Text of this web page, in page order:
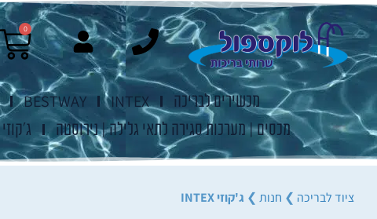
0
מכשירים לבריכה INTEX
BESTWAY
מכסים | מערכות סגירה לתאי גלילה | נירוסטה
ג'קוזי
ציוד לבריכה ❯ חנות ❯ ג'קוזי INTEX